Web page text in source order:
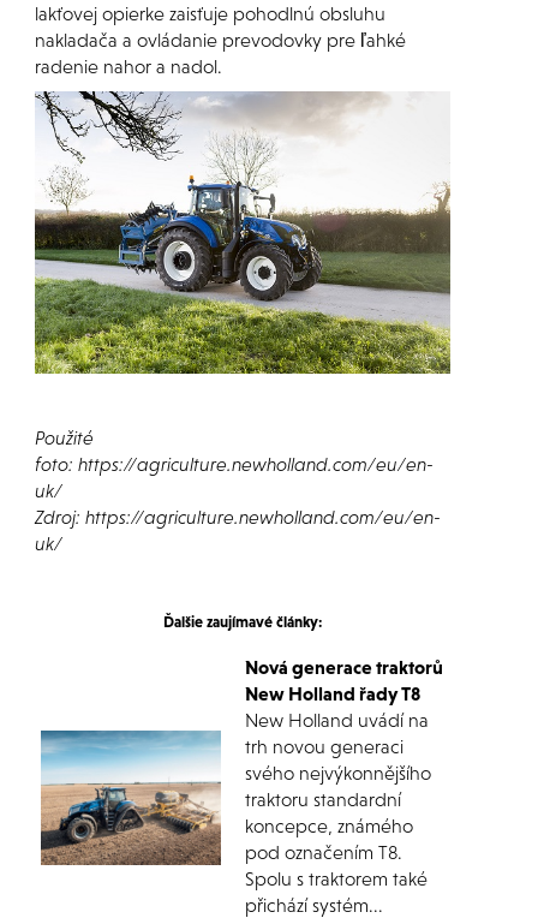
lakťovej opierke zaisťuje pohodlnú obsluhu
nakladača a ovládanie prevodovky pre ľahké
radenie nahor a nadol.
Použité
foto: https://agriculture.newholland.com/eu/en-
uk/
Zdroj: https://agriculture.newholland.com/eu/en-
uk/
Ďalšie zaujímavé články:
Nová generace traktorů
New Holland řady T8
New Holland uvádí na
trh novou generaci
svého nejvýkonnějšího
traktoru standardní
koncepce, známého
pod označením T8.
Spolu s traktorem také
přichází systém...